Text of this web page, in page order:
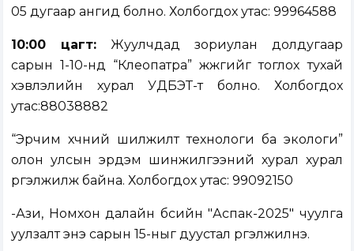
05 дугаар ангид болно. Холбогдох утас: 99964588
10:00 цагт: Жуулчдад зориулан долдугаар
сарын 1-10-нд “Клеопатра” жүжгийг тоглох тухай
хэвлэлийн хурал УДБЭТ-т болно. Холбогдох
утас:88038882
“Эрчим хүчний шилжилт технологи ба экологи”
олон улсын эрдэм шинжилгээний хурал хурал
үргэлжилж байна. Холбогдох утас: 99092150
-Ази, Номхон далайн бүсийн "Аспак-2025" чуулга
уулзалт энэ сарын 15-ныг дуустал үргэлжилнэ.